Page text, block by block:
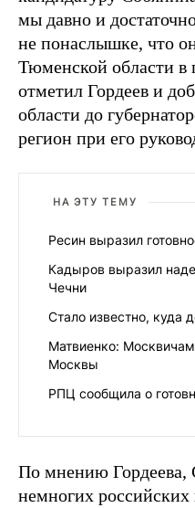
мы давно и
не понаслышке, что
Тюменской области в
отметил Гордеев и
области до
регион при его
НА ЭТУ ТЕМУ
Ресин выразил
Кадыров выразил
Чечни
Стало известно, куда
Матвиенко:
Москвы
РПЦ сообщила о
По мнению Гордеева,
немногих российских